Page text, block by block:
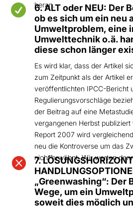
heran.

6. ALT oder NEU: Der
ob es sich um ein neu
Umweltproblem, eine
Umwelttechnik o.ä.
diese schon länger
Es wird klar, dass der Artikel
zum Zeitpunkt als der Artikel
veröffentlichten IPCC-Bericht
Regulierungsvorschläge
der Beitrag auf eine
vergangenen Herbst publiziert
Report 2007 wird
neu die Kontroverse um das
nicht erwähnt. Wir werten

7.
„Greenwashing“: Der
Wege, um ein
soweit dies möglich